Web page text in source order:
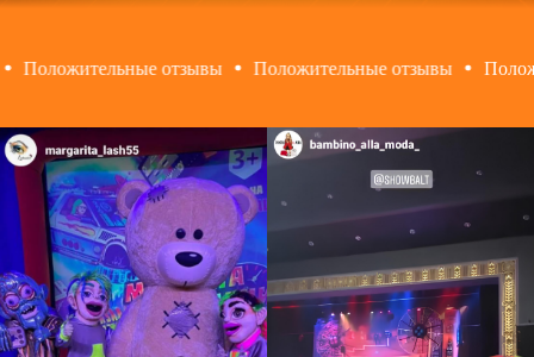
Положительные отзывы Положительные отзывы